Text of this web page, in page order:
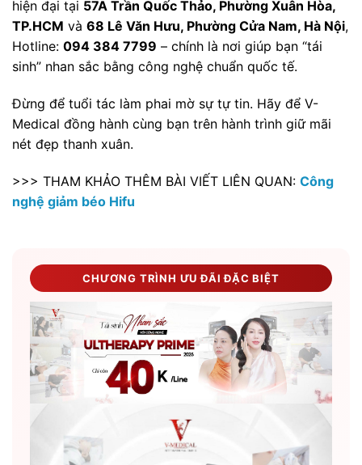
hiện đại tại 57A Trần Quốc Thảo, Phường Xuân Hòa,
TP.HCM và 68 Lê Văn Hưu, Phường Cửa Nam, Hà Nội,
Hotline: 094 384 7799 – chính là nơi giúp bạn “tái
sinh” nhan sắc bằng công nghệ chuẩn quốc tế.
Đừng để tuổi tác làm phai mờ sự tự tin. Hãy để V-
Medical đồng hành cùng bạn trên hành trình giữ mãi
nét đẹp thanh xuân.
>>> THAM KHẢO THÊM BÀI VIẾT LIÊN QUAN: Công
nghệ giảm béo Hifu
CHƯƠNG TRÌNH ƯU ĐÃI ĐẶC BIỆT